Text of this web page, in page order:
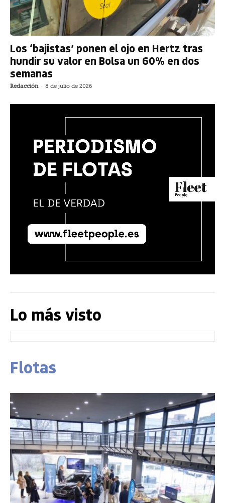
Los ‘bajistas’ ponen el ojo en Hertz tras
hundir su valor en Bolsa un 60% en dos
semanas
Redacción - 8 de julio de 2026
Lo más visto
Flotas